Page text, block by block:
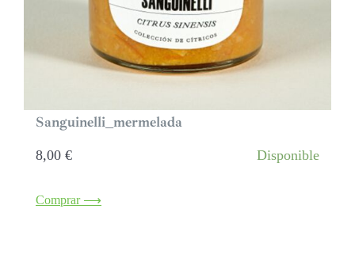
Sanguinelli_mermelada
8,00 € Disponible
Comprar ⟶